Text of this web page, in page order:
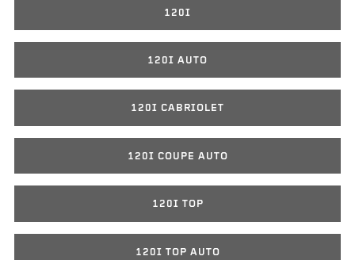
120I
120I AUTO
120I CABRIOLET
120I COUPE AUTO
120I TOP
120I TOP AUTO